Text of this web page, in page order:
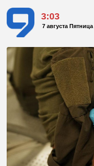
3:03
7 августа Пятница